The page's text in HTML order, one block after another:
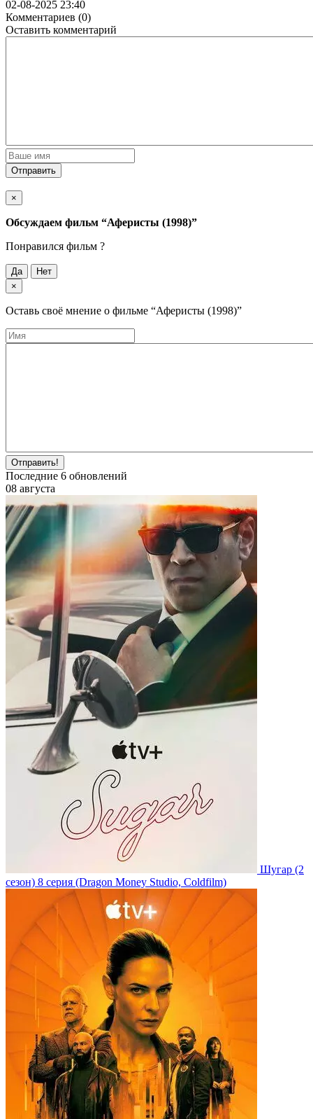
02-08-2025 23:40
Комментариев (0)
Оставить комментарий
Отправить
×
Обсуждаем фильм “Аферисты (1998)”
Понравился фильм ?
Да
Нет
×
Оставь своё мнение о фильме “Аферисты (1998)”
Отправить!
Последние 6 обновлений
08 августа
Шугар (2
сезон) 8 серия (Dragon Money Studio, Coldfilm)